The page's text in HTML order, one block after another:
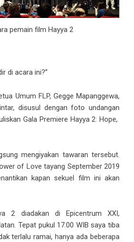
pemain film Hayya 2
di acara ini?”
Umum FLP, Gegge Mapanggewa,
disusul dengan foto undangan
Gala Premiere Hayya 2: Hope,
mengiyakan tawaran tersebut.
of Love tayang September 2019
kapan sekuel film ini akan
2 diadakan di Epicentrum XXI,
Tepat pukul 17.00 WIB saya tiba
terlalu ramai, hanya ada beberapa